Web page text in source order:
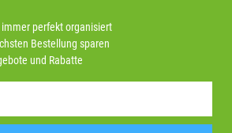
perfekt organisiert
Bestellung sparen
und Rabatte